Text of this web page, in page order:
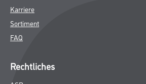
Karriere
Sortiment
FAQ
Rechtliches